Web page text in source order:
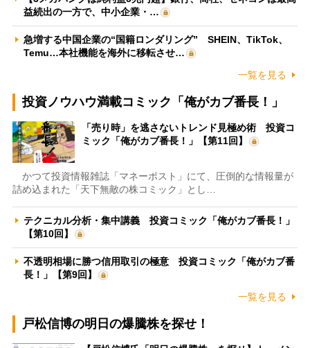
益続出の一方で、中小企業・…
急増する中国企業の“国籍ロンダリング” SHEIN、TikTok、
Temu…本社機能を海外に移転させ…
一覧を見る
投資ノウハウ満載コミック「俺がカブ番長！」
「売り時」を逃さないトレンド見極め術 投資コ
ミック「俺がカブ番長！」【第11回】
かつて投資情報雑誌「マネーポスト」にて、圧倒的な情報量が
詰め込まれた「天下無敵の株コミック」とし…
テクニカル分析・集中講義 投資コミック「俺がカブ番長！」
【第10回】
不透明相場に勝つ信用取引の極意 投資コミック「俺がカブ番
長！」【第9回】
一覧を見る
戸松信博の明日の爆騰株を探せ！